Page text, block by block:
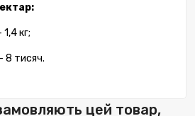
кг;
8 тисяч.
замовляють цей товар,